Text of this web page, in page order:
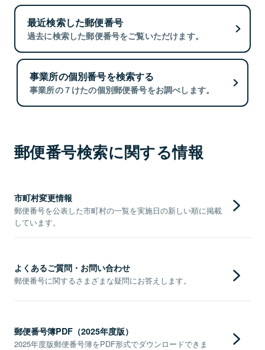
最近検索した郵便番号
過去に検索した郵便番号をご覧いただけます。
事業所の個別番号を検索する
事業所の７けたの個別郵便番号をお調べします。
郵便番号検索に関する情報
市町村変更情報
郵便番号を公表した市町村の一覧を実施日の新しい順に掲載
しています。
よくあるご質問・お問い合わせ
郵便番号に関するさまざまな疑問にお答えします。
郵便番号簿PDF（2025年度版）
2025年度版郵便番号簿をPDF形式でダウンロードできま